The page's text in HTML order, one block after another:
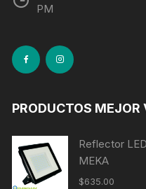
PM
PRODUCTOS MEJOR
Reflector
MEKA
$635.00